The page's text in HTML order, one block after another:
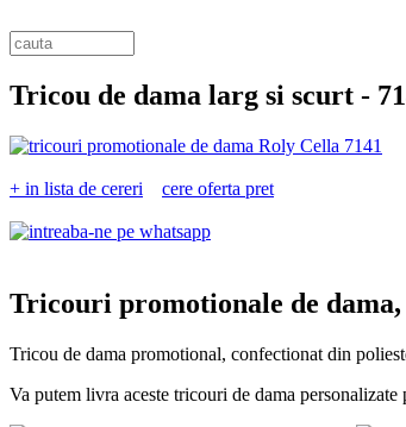
Tricou de dama larg si scurt -
+ in lista de cereri cere oferta pret
Tricouri promotionale de
Tricou de dama promotional, confectionat din
Va putem livra aceste tricouri de dama personalizate